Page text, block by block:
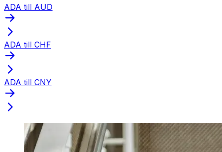
ADA till AUD
ADA till CHF
ADA till CNY